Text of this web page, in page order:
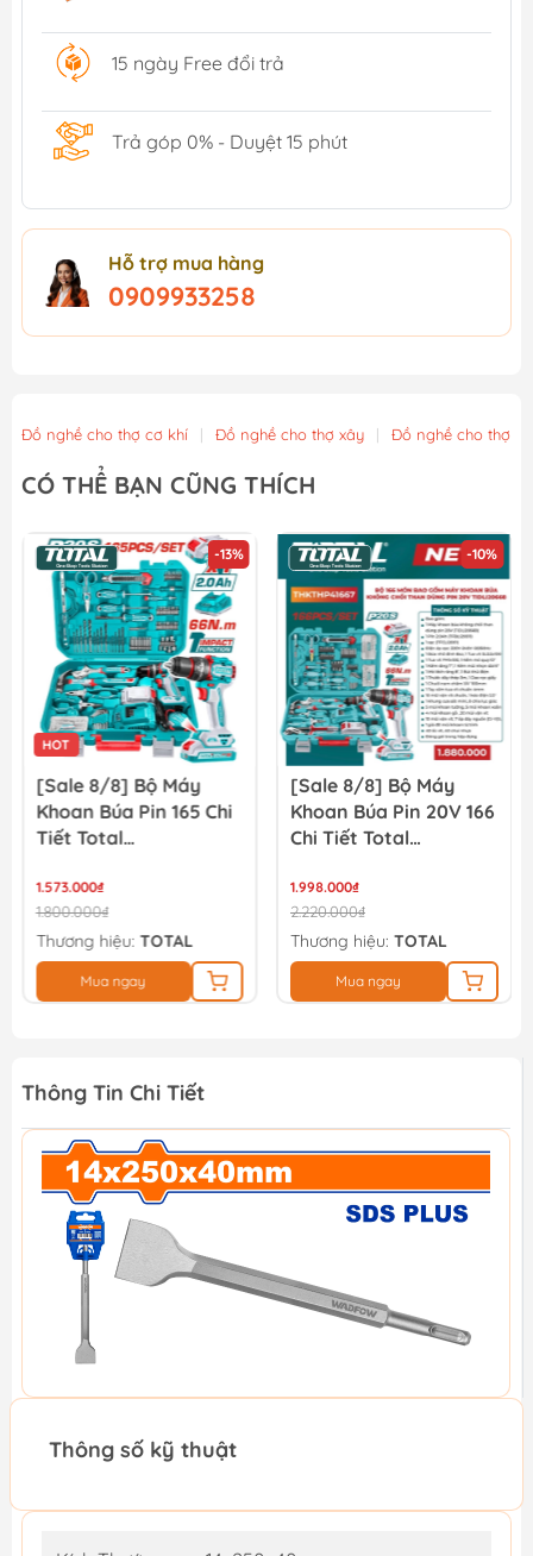
15 ngày Free đổi trả
Trả góp 0% - Duyệt 15 phút
Hỗ trợ mua hàng
0909933258
Đồ nghề cho thợ cơ khí | Đồ nghề cho thợ xây | Đồ nghề cho thợ
CÓ THỂ BẠN CŨNG THÍCH
-13%
HOT
[Sale 8/8] Bộ Máy
Khoan Búa Pin 165 Chi
Tiết Total
1.573.000₫
1.800.000₫
Thương hiệu: TOTAL
Mua ngay
-10%
[Sale 8/8] Bộ Máy
Khoan Búa Pin 20V 166
Chi Tiết Total
THKTHP41667
1.998.000₫
2.220.000₫
Thương hiệu: TOTAL
Mua ngay
Thông Tin Chi Tiết
Thông số kỹ thuật